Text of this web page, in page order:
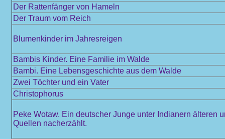
Der Rattenfänger von Hameln
Der Traum vom Reich
Blumenkinder im Jahresreigen
Bambis Kinder. Eine Familie im Walde
Bambi. Eine Lebensgeschichte aus dem Walde
Zwei Töchter und ein Vater
Christophorus
Peke Wotaw. Ein deutscher Junge unter Indianern älteren
Quellen nacherzählt.